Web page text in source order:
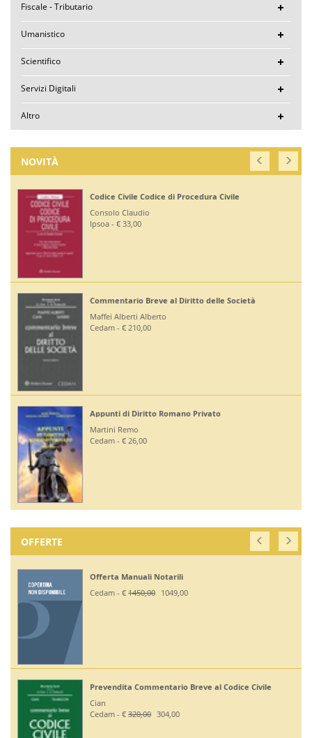
Fiscale - Tributario
Umanistico
Scientifico
Servizi Digitali
Altro
NOVITÀ
Codice Civile Codice di Procedura Civile
Consolo Claudio
Ipsoa - € 33,00
Commentario Breve al Diritto delle Società
Maffei Alberti Alberto
Cedam - € 210,00
Appunti di Diritto Romano Privato
Martini Remo
Cedam - € 26,00
OFFERTE
Offerta Manuali Notarili
Cedam - € 1450,00 1049,00
Prevendita Commentario Breve al Codice Civile
Cian
Cedam - € 320,00 304,00